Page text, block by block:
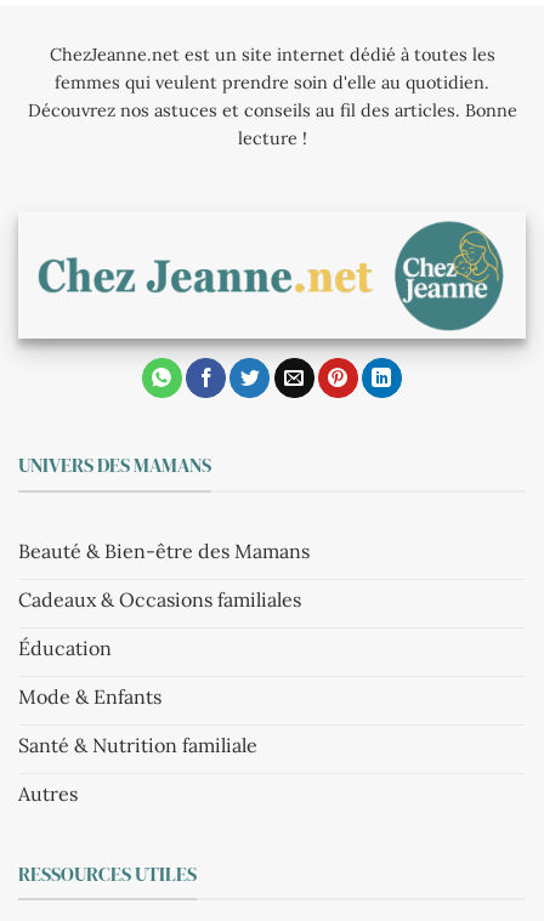
ChezJeanne.net est un site internet dédié à toutes les
femmes qui veulent prendre soin d'elle au quotidien.
Découvrez nos astuces et conseils au fil des articles. Bonne
lecture !
UNIVERS DES MAMANS
Beauté & Bien-être des Mamans
Cadeaux & Occasions familiales
Éducation
Mode & Enfants
Santé & Nutrition familiale
Autres
RESSOURCES UTILES